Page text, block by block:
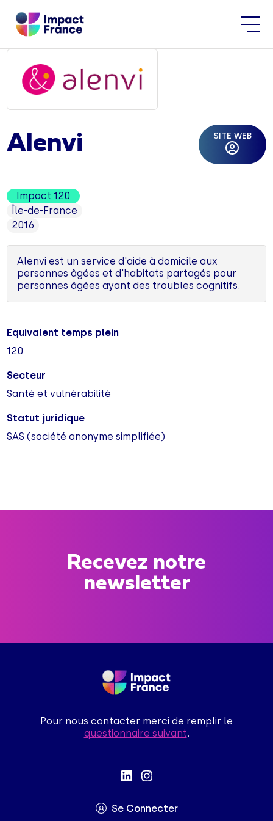
Alenvi SITE WEB
Impact 120
Île-de-France
2016
Alenvi est un service d'aide à domicile aux
personnes âgées et d'habitats partagés pour
personnes âgées ayant des troubles cognitifs.
Equivalent temps plein
120
Secteur
Santé et vulnérabilité
Statut juridique
SAS (société anonyme simplifiée)
Recevez notre
newsletter
Pour nous contacter merci de remplir le
questionnaire suivant.
Se Connecter